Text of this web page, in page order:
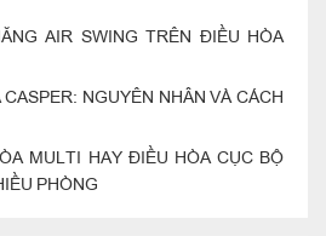
AIR SWING TRÊN ĐIỀU HÒA
NGUYÊN NHÂN VÀ CÁCH
MULTI HAY ĐIỀU HÒA CỤC BỘ
PHÒNG